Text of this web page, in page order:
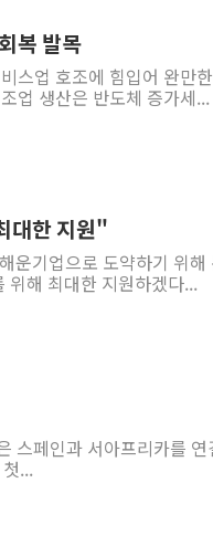
복 발목
스업 호조에 힘입어 완만
업 생산은 반도체 증가세...
대한 지원"
운기업으로 도약하기 위해
해 최대한 지원하겠다...
스페인과 서아프리카를 연
...